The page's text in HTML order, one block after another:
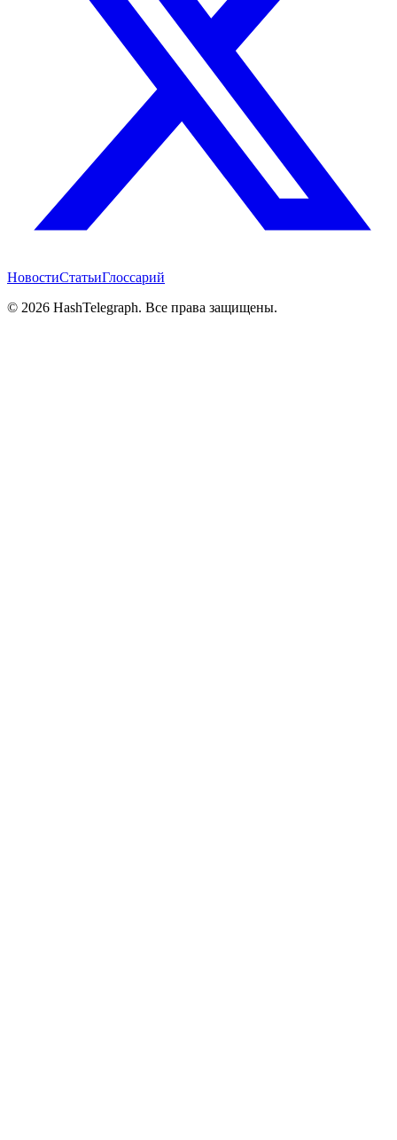
НовостиСтатьиГлоссарий
© 2026 HashTelegraph. Все права защищены.